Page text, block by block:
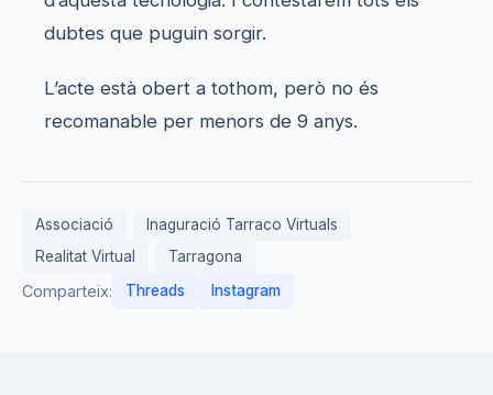
dubtes que puguin sorgir.
L’acte està obert a tothom, però no és
recomanable per menors de 9 anys.
Associació
Inaguració Tarraco Virtuals
Realitat Virtual
Tarragona
Comparteix: Threads Instagram